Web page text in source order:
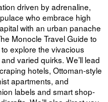
driven by adrenaline,
who embrace high
with an urban panache
Monocle Travel Guide to
explore the vivacious
varied quirks. We’ll lead
hotels, Ottoman-style
apartments, and
labels and smart shop-